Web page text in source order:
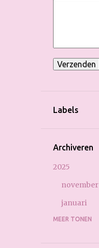
Labels
Archiveren
2025
november
januari
2022
MEER TONEN